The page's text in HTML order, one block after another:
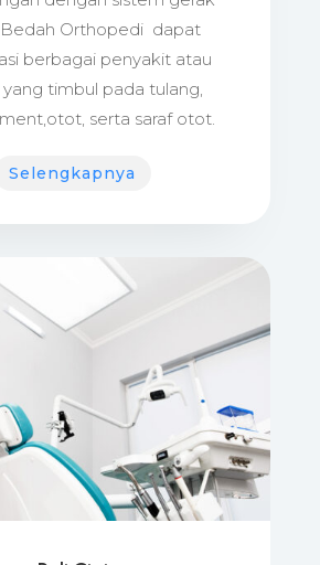
Orthopedi dapat
berbagai penyakit atau
timbul pada tulang,
serta saraf otot.
Selengkapnya